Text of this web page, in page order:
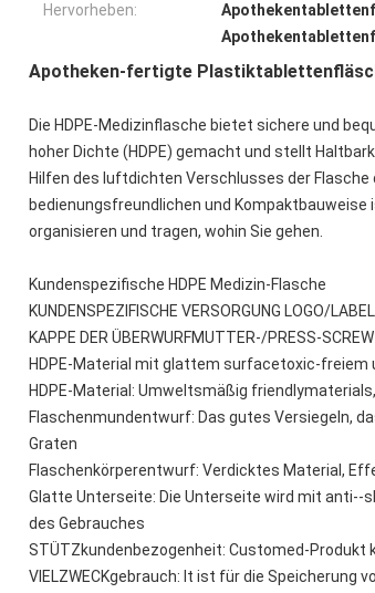
Hervorheben:
Apotheken-fertigte
Die HDPE-Medizinflasche bietet sichere und
hoher Dichte (HDPE) gemacht und stellt
Hilfen des luftdichten Verschlusses der
bedienungsfreundlichen und Kompaktbauweise
organisieren und tragen, wohin Sie gehen.
Kundenspezifische HDPE Medizin-Flasche
KUNDENSPEZIFISCHE VERSORGUNG LOGO/
KAPPE DER ÜBERWURFMUTTER-/PRESS-SCREW
HDPE-Material mit glattem surfacetoxic-freiem
HDPE-Material: Umweltsmäßig
Flaschenmundentwurf: Das gutes Versiegeln,
Graten
Flaschenkörperentwurf: Verdicktes Material,
Glatte Unterseite: Die Unterseite wird mit anti--
des Gebrauches
STÜTZkundenbezogenheit: Customed-Produkt
VIELZWECKgebrauch: lt ist für die Speicherung